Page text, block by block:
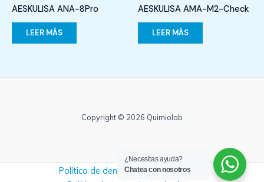
AESKULISA ANA-8Pro
LEER MÁS
AESKULISA AMA-M2-Check
LEER MÁS
Copyright © 2026 Quimiolab
Política de denuncias y no retaliación
¿Necesitas ayuda?
Chatea con nosotros